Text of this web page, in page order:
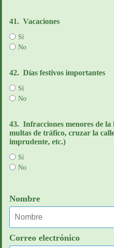
41. Vacaciones
Sí
No
42. Días festivos importantes
Sí
No
43. Infracciones menores de
multas de tráfico, cruzar la
imprudente, etc.)
Sí
No
Nombre
Correo electrónico